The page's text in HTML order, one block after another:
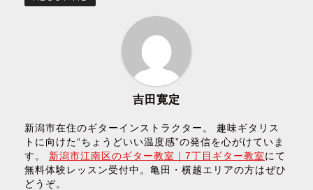
吉田寛定
新潟市在住のギターインストラクター。 趣味ギタリス
トに向けた“ちょうどいい温度感”の発信を心がけていま
す。 新潟市江南区のギター教室｜7丁目ギター教室 にて
無料体験レッスン受付中。亀田・横越エリアの方はぜひ
どうぞ。